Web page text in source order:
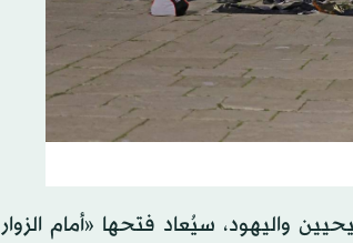
واليهود، سيُعاد فتحها «أمام الزوار